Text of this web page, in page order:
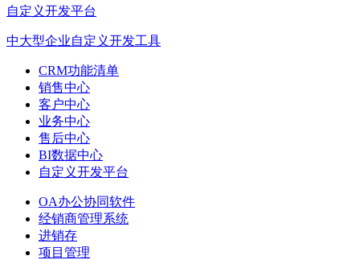
自定义开发平台
中大型企业自定义开发工具
CRM功能清单
销售中心
客户中心
业务中心
售后中心
BI数据中心
自定义开发平台
OA办公协同软件
经销商管理系统
进销存
项目管理